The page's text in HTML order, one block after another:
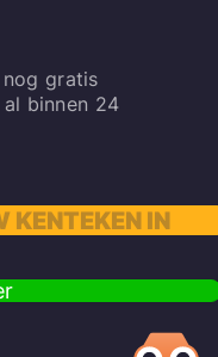
gratis
binnen 24